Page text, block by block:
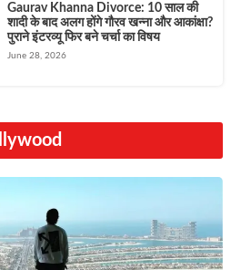
Gaurav Khanna Divorce: 10 साल की
शादी के बाद अलग होंगे गौरव खन्ना और आकांक्षा?
पुराने इंटरव्यू फिर बने चर्चा का विषय
June 28, 2026